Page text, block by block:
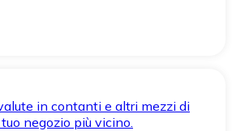
in contanti e altri mezzi di
negozio più vicino.